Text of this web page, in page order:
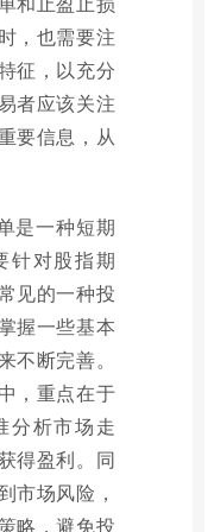
，也需要注
征，以充分
者应该关注
要信息，从
是一种短期
针对股指期
见的一种投
握一些基本
不断完善。
，重点在于
分析市场走
得盈利。同
市场风险，
略，避免投